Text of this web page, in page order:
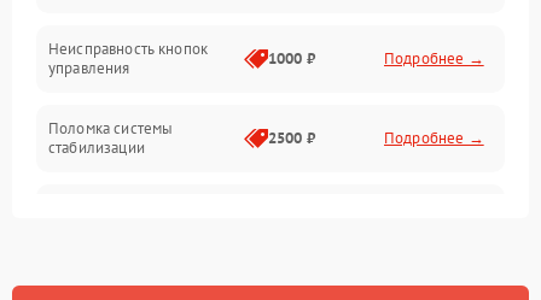
Неисправность кнопок
управления
1000 ₽ Подробнее →
Поломка системы
стабилизации
2500 ₽ Подробнее →
Неисправность системы